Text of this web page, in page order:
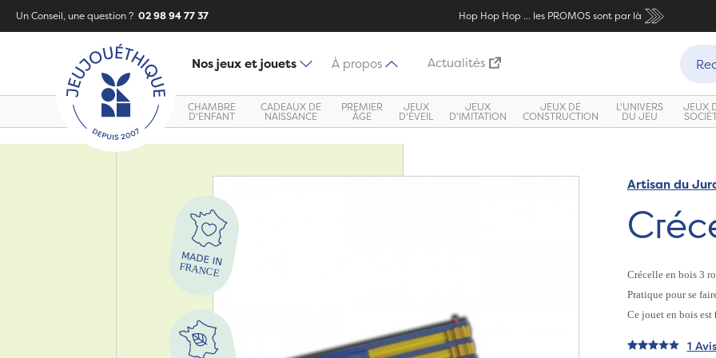
Un Conseil, une question ? 02 98 94 77 37 Hop Hop Hop ... les PROMOS sont par là
Nos jeux et jouets À propos Actualités
CHAMBRE
D'ENFANT
CADEAUX DE
NAISSANCE
PREMIER
ÂGE
JEUX
D'ÉVEIL
JEUX
D'IMITATION
JEUX DE
CONSTRUCTION
L'UNIVERS
DU JEU
JEUX
Artisan du
Crécelle en bois 3
Pratique pour se
Ce jouet en bois est
1 Avis